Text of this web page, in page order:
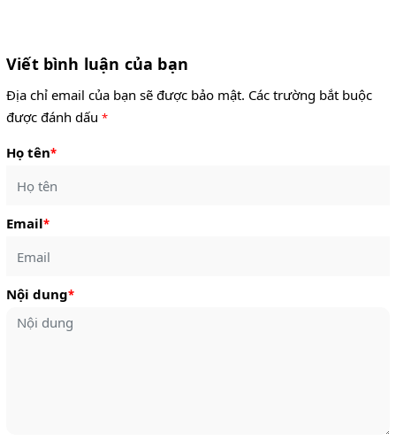
Viết bình luận của bạn
Địa chỉ email của bạn sẽ được bảo mật. Các trường bắt buộc
được đánh dấu *
Họ tên*
Email*
Nội dung*